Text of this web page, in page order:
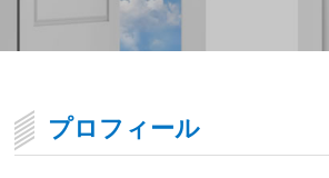
プロフィール